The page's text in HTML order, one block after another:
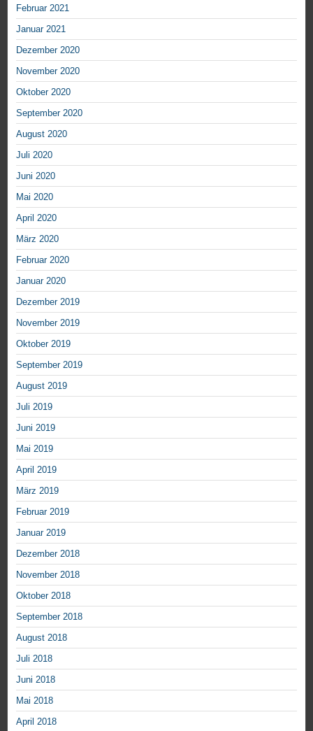
Februar 2021
Januar 2021
Dezember 2020
November 2020
Oktober 2020
September 2020
August 2020
Juli 2020
Juni 2020
Mai 2020
April 2020
März 2020
Februar 2020
Januar 2020
Dezember 2019
November 2019
Oktober 2019
September 2019
August 2019
Juli 2019
Juni 2019
Mai 2019
April 2019
März 2019
Februar 2019
Januar 2019
Dezember 2018
November 2018
Oktober 2018
September 2018
August 2018
Juli 2018
Juni 2018
Mai 2018
April 2018